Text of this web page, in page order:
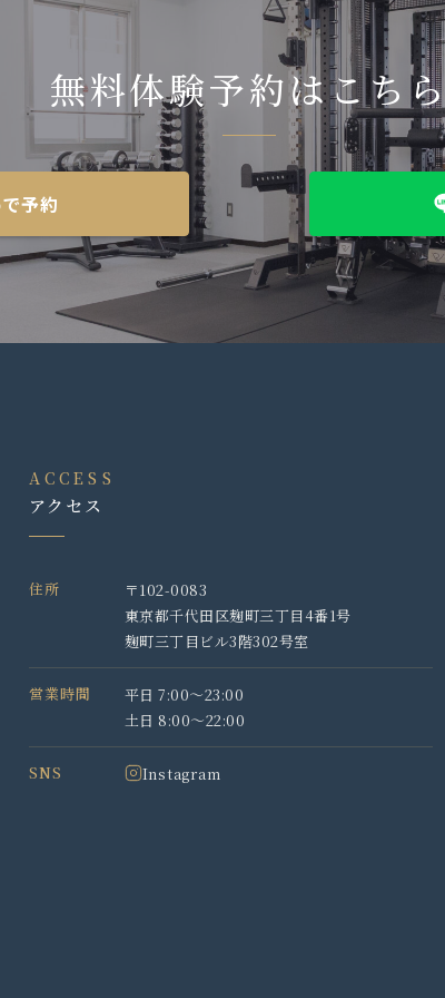
無料体験予約はこちら
予約
ACCESS
アクセス
住所
〒102-0083
東京都千代田区麹町三丁目4番1号
麹町三丁目ビル3階302号室
営業時間
平日 7:00〜23:00
土日 8:00〜22:00
SNS Instagram